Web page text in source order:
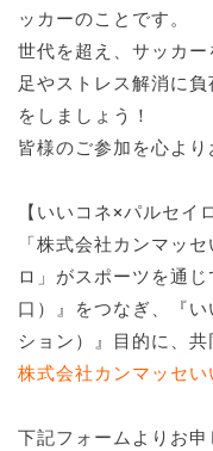
ッカーのことです。
世代を超え、サッカ
足やストレス解消に
をしましょう！
皆様のご参加を心より
【いいコネ×パルセイ
「株式会社カンマッ
ロ」がスポーツを通
口）』をつなぎ、『
ション）』目的に、共
株式会社カンマッセい
下記フォームよりお申